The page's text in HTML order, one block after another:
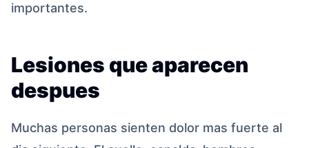
importantes.
Lesiones que aparecen
despues
Muchas personas sienten dolor mas fuerte al